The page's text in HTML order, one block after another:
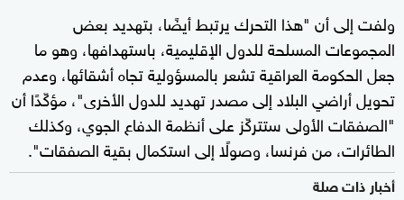
ولفت إلى أن "هذا التحرك يرتبط أيضًا، بتهديد بعض
المجموعات المسلحة للدول الإقليمية، باستهدافها، وهو ما
جعل الحكومة العراقية تشعر بالمسؤولية تجاه أشقائها، وعدم
تحويل أراضي البلاد إلى مصدر تهديد للدول الأخرى"، مؤكّدًا أن
"الصفقات الأولى ستتركّز على أنظمة الدفاع الجوي، وكذلك
الطائرات، من فرنسا، وصولًا إلى استكمال بقية الصفقات".
أخبار ذات صلة